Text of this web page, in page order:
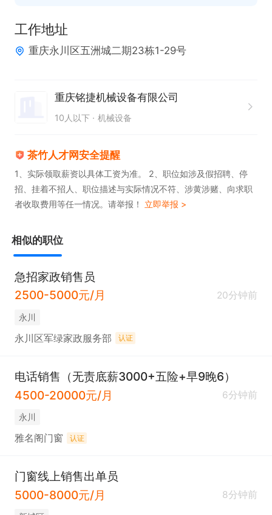
2. 熟悉空压机行业标准及专业知识，能精准介绍产品
优势。
是常态。
4. 业绩奖金多劳多得，付出必有超额回报。
工作地址
重庆永川区五洲城二期23栋1-29号
重庆铭捷机械设备有限公司
10人以下 机械设备
茶竹人才网安全提醒
1、实际领取薪资以具体工资为准。 2、职位如涉及假招聘、停
招、挂着不招人、职位描述与实际情况不符、涉黄涉赌、向求职
者收取费用等任一情况。请举报！ 立即举报 >
相似的职位
急招家政销售员
2500-5000元/月
20分钟前
永川
永川区军绿家政服务部 认证
电话销售（无责底薪3000+五险+早9晚6）
4500-20000元/月
6分钟前
永川
雅名阁门窗 认证
门窗线上销售出单员
5000-8000元/月
8分钟前